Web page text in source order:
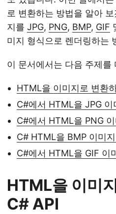
로 변환하는 방법을 알아
지를 JPG, PNG, BMP, GIF
미지 형식으로 렌더링하는
이 문서에서는 다음 주제를
HTML을 이미지로 변환
C#에서 HTML을 JPG 이
C#에서 HTML을 PNG
C# HTML을 BMP 이미
C#에서 HTML을 GIF 이
HTML을 이미
C# API